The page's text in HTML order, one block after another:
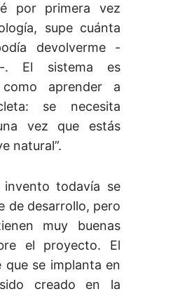
por primera vez
supe cuánta
devolverme -
. El sistema es
aprender a
se necesita
vez que estás
natural”.
todavía se
de desarrollo, pero
muy buenas
el proyecto. El
que se implanta en
creado en la